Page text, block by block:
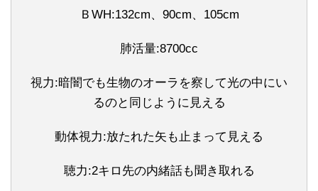
ＢWH:132cm、90cm、105cm
肺活量:8700cc
視力:暗闇でも生物のオーラを察して光の中にい
るのと同じように見える
動体視力:放たれた矢も止まって見える
聴力:2キロ先の内緒話も聞き取れる